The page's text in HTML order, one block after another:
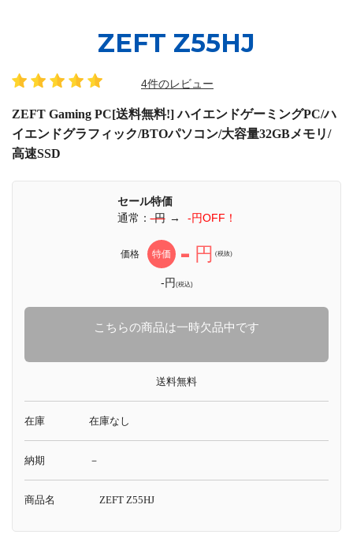
ZEFT Z55HJ
4件のレビュー
ZEFT Gaming PC[送料無料!] ハイエンドゲーミングPC/ハ
イエンドグラフィック/BTOパソコン/大容量32GBメモリ/
高速SSD
セール特価
通常：-円 → -円OFF！
価格 特価 - 円 (税抜)
-円(税込)
こちらの商品は一時欠品中です
送料無料
在庫 在庫なし
納期 －
商品名 ZEFT Z55HJ